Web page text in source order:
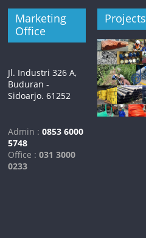
Marketing
Office
Jl. Industri 326 A,
Buduran -
Sidoarjo. 61252
Admin :0853 6000
5748
Office : 031 3000
0233
Projects